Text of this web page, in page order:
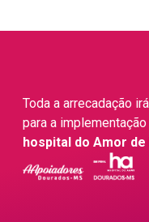
Toda a arrecadação irá
para a
hospital do Amor de